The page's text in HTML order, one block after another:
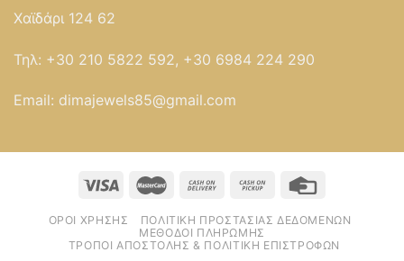
Χαϊδάρι 124 62
Τηλ: +30 210 5822 592, +30 6984 224 290
Email: dimajewels85@gmail.com
ΌΡΟΙ ΧΡΉΣΗΣ
ΠΟΛΙΤΙΚΉ ΠΡΟΣΤΑΣΊΑΣ ΔΕΔΟΜΈΝΩΝ
ΜΈΘΟΔΟΙ ΠΛΗΡΩΜΉΣ
ΤΡΌΠΟΙ ΑΠΟΣΤΟΛΉΣ & ΠΟΛΙΤΙΚΉ ΕΠΙΣΤΡΟΦΏΝ